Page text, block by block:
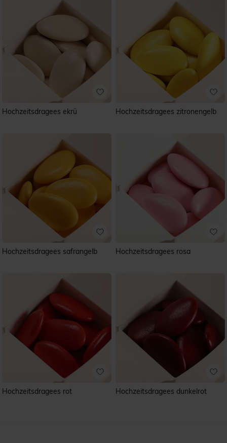
Hochzeitsdragees ekrü Hochzeitsdragees zitronengelb
Hochzeitsdragees safrangelb Hochzeitsdragees rosa
Hochzeitsdragees rot Hochzeitsdragees dunkelrot